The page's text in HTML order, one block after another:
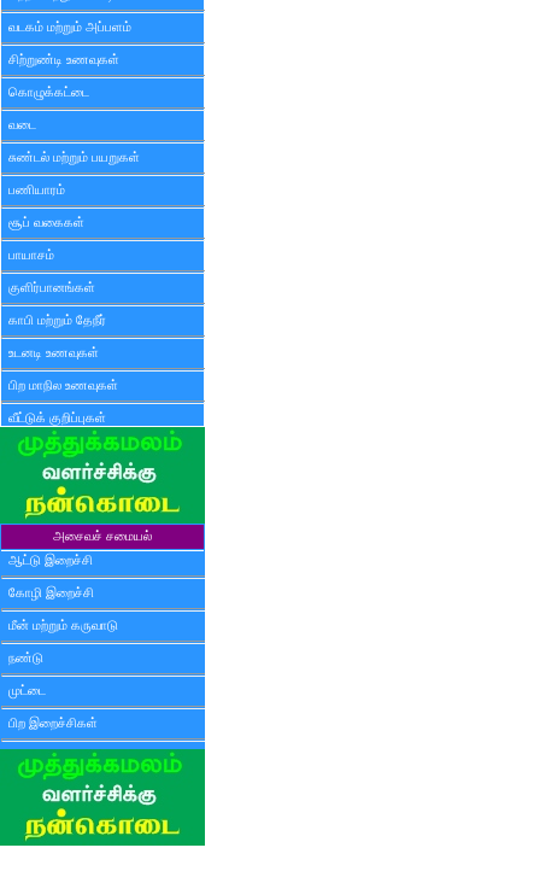
வடகம் மற்றும் அப்பளம்
சிற்றுண்டி உணவுகள்
கொழுக்கட்டை
வடை
சுண்டல் மற்றும் பயறுகள்
பணியாரம்
சூப் வகைகள்
பாயாசம்
குளிர்பானங்கள்
காபி மற்றும் தேநீர்
உடனடி உணவுகள்
பிற மாநில உணவுகள்
வீட்டுக் குறிப்புகள்
அசைவச் சமையல்
ஆட்டு இறைச்சி
கோழி இறைச்சி
மீன் மற்றும் கருவாடு
நண்டு
முட்டை
பிற இறைச்சிகள்